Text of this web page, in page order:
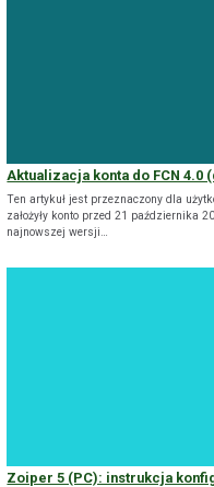
Aktualizacja konta do FCN 4.0
Ten artykuł jest przeznaczony dla
założyły konto przed 21 października
najnowszej wersji…
Zoiper 5 (PC): instrukcja